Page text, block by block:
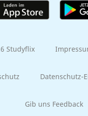
Studyflix
Datenschutz-
Gib uns Feedback